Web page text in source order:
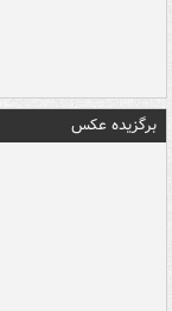
برگزیده عکس